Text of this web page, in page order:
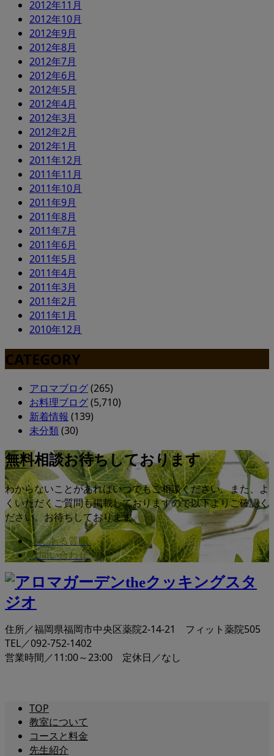
2012年11月
2012年10月
2012年9月
2012年8月
2012年7月
2012年6月
2012年5月
2012年4月
2012年3月
2012年2月
2012年1月
2011年12月
2011年11月
2011年10月
2011年9月
2011年8月
2011年7月
2011年6月
2011年5月
2011年4月
2011年3月
2011年2月
2011年1月
2010年12月
CATEGORY
アロマブログ(265)
お料理ブログ(5,710)
新着情報 (139)
未分類(30)
無料相談お待ちしております
わからないことがあればいつでもご相談ください。また、よ
くいただくご質問も掲載しておりますので以下よりご確認く
ださい。お待ちしております。
よくある質問
お問い合わせ
住所／福岡県福岡市中央区薬院2-14-21 フィット薬院505
TEL／092-752-1402
営業時間／11:00～23:00 定休日／なし
TOP
教室について
コースと料金
先生紹介